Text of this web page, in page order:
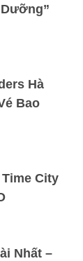
Hà
Bao
City
Nhất –